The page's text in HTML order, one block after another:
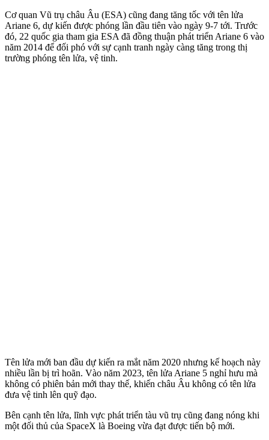
Cơ quan Vũ trụ châu Âu (ESA) cũng đang tăng tốc với tên lửa
Ariane 6, dự kiến được phóng lần đầu tiên vào ngày 9-7 tới. Trước
đó, 22 quốc gia tham gia ESA đã đồng thuận phát triển Ariane 6 vào
năm 2014 để đối phó với sự cạnh tranh ngày càng tăng trong thị
trường phóng tên lửa, vệ tinh.
Tên lửa mới ban đầu dự kiến ra mắt năm 2020 nhưng kế hoạch này
nhiều lần bị trì hoãn. Vào năm 2023, tên lửa Ariane 5 nghỉ hưu mà
không có phiên bản mới thay thế, khiến châu Âu không có tên lửa
đưa vệ tinh lên quỹ đạo.
Bên cạnh tên lửa, lĩnh vực phát triển tàu vũ trụ cũng đang nóng khi
một đối thủ của SpaceX là Boeing vừa đạt được tiến bộ mới.